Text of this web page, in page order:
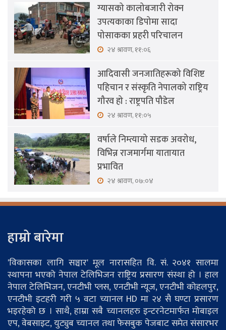
ग्यासको कालोबजारी रोक्न
उपत्यकाका डिपोमा सादा
पोसाकका प्रहरी परिचालन
२४ श्रावण, ११:०६
आदिवासी जनजातिहरूको विशिष्ट
पहिचान र संस्कृति नेपालको राष्ट्रिय
गौरव हो : राष्ट्रपति पौडेल
२४ श्रावण, ११:०५
वर्षाले निम्त्यायो सडक अवरोध,
विभिन्न राजमार्गमा यातायात
प्रभावित
२४ श्रावण, ०७:०४
हाम्रो बारेमा
'विकासका लागि सञ्चार' मूल नारासहित वि. सं. २०४१ सालमा
स्थापना भएको नेपाल टेलिभिजन राष्ट्रिय प्रसारण संस्था हो । हाल
नेपाल टेलिभिजन, एनटीभी प्लस, एनटीभी न्यूज, एनटीभी कोहलपुर,
एनटीभी इटहरी गरी ५ वटा च्यानल HD मा २४ सै घण्टा प्रसारण
भइरहेको छ । साथै, हाम्रा सबै च्यानलहरु इन्टरनेटमार्फत मोबाइल
एप, वेबसाइट, युट्युब च्यानल तथा फेसबुक पेजबाट समेत संसारभर